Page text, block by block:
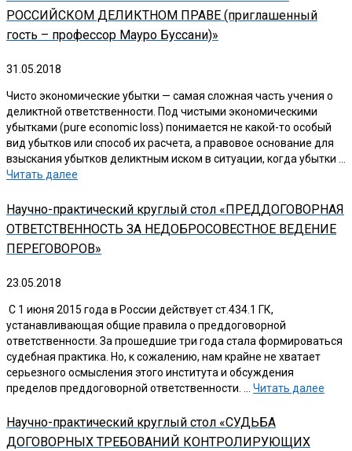
РОССИЙСКОМ ДЕЛИКТНОМ ПРАВЕ (приглашенный
гость – профессор Мауро Буссани)»
31.05.2018
Чисто экономические убытки — самая сложная часть учения о
деликтной ответственности. Под чистыми экономическими
убытками (pure economic loss) понимается не какой-то особый
вид убытков или способ их расчета, а правовое основание для
взыскания убытков деликтным иском в ситуации, когда убытки …
Читать далее
Научно-практический круглый стол «ПРЕДДОГОВОРНАЯ
ОТВЕТСТВЕННОСТЬ ЗА НЕДОБРОСОВЕСТНОЕ ВЕДЕНИЕ
ПЕРЕГОВОРОВ»
23.05.2018
С 1 июня 2015 года в России действует ст.434.1 ГК,
устанавливающая общие правила о преддоговорной
ответственности. За прошедшие три года стала формироваться
судебная практика. Но, к сожалению, нам крайне не хватает
серьезного осмысления этого института и обсуждения
пределов преддоговорной ответственности. … Читать далее
Научно-практический круглый стол «СУДЬБА
ДОГОВОРНЫХ ТРЕБОВАНИЙ КОНТРОЛИРУЮЩИХ